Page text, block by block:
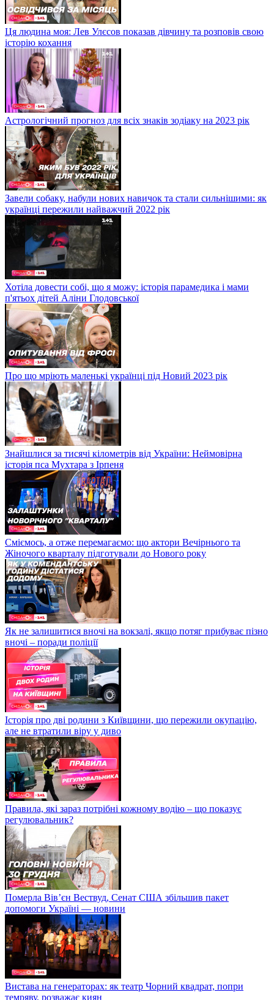
Ця людина моя: Лев Улєсов показав дівчину та розповів свою
історію кохання
Астрологічний прогноз для всіх знаків зодіаку на 2023 рік
Завели собаку, набули нових навичок та стали сильнішими: як
українці пережили найважчий 2022 рік
Хотіла довести собі, що я можу: історія парамедика і мами
п'ятьох дітей Аліни Глодовської
Про що мріють маленькі українці під Новий 2023 рік
Знайшлися за тисячі кілометрів від України: Неймовірна
історія пса Мухтара з Ірпеня
Сміємось, а отже перемагаємо: що актори Вечірнього та
Жіночого кварталу підготували до Нового року
Як не залишитися вночі на вокзалі, якщо потяг прибуває пізно
вночі – поради поліції
Історія про дві родини з Київщини, що пережили окупацію,
але не втратили віру у диво
Правила, які зараз потрібні кожному водію – що показує
регулювальник?
Померла Вівʼєн Вествуд, Сенат США збільшив пакет
допомоги Україні — новини
Вистава на генераторах: як театр Чорний квадрат, попри
темряву, розважає киян